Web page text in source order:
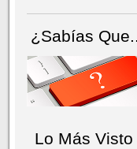
¿Sabías
Lo Más Visto